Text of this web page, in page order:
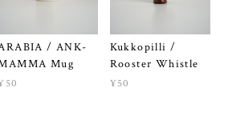
/ ANK-
Mug
Kukkopilli /
Rooster Whistle
¥50